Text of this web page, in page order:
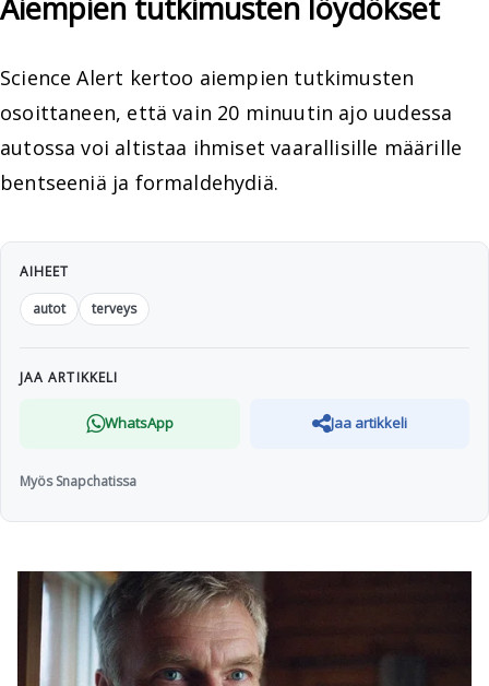
Aiempien tutkimusten löydökset
Science Alert kertoo aiempien tutkimusten
osoittaneen, että vain 20 minuutin ajo uudessa
autossa voi altistaa ihmiset vaarallisille määrille
bentseeniä ja formaldehydiä.
AIHEET
autot
terveys
JAA ARTIKKELI
WhatsApp Jaa artikkeli
Myös Snapchatissa